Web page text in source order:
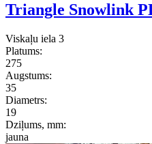
Triangle Snowlink
Viskaļu iela 3
Platums:
275
Augstums:
35
Diametrs:
19
Dziļums, mm:
jauna